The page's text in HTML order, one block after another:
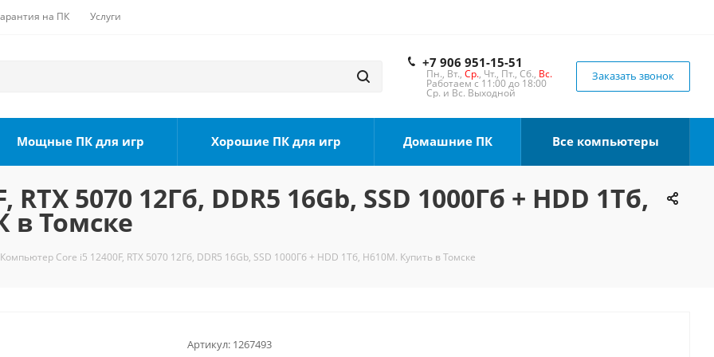
на ПК Услуги
+7 906 951-15-51
Пн., Вт., Ср., Чт., Пт., Сб., Вс.
Работаем с 11:00 до 18:00
Ср. и Вс. Выходной
Заказать звонок
Мощные ПК для игр Хорошие ПК для игр Домашние ПК Все компьютеры
5070 12Гб, DDR5 16Gb, SSD 1000Гб + HDD 1Тб,
в Томске
Компьютер Core i5 12400F, RTX 5070 12Гб, DDR5 16Gb, SSD 1000Гб + HDD 1Тб, H610M. Купить в Томске
Артикул: 1267493